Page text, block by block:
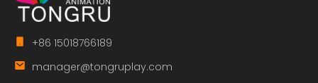
+86 15018766189
manager@tongruplay.com